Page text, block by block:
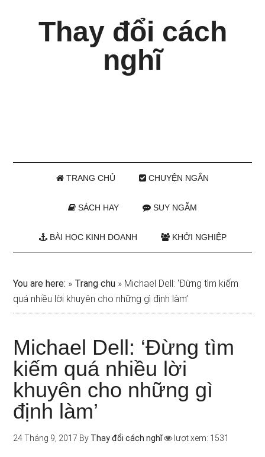
Thay đổi cách
nghĩ
TRANG CHỦ CHUYỆN NGẮN
SÁCH HAY SUY NGẪM
BÀI HỌC KINH DOANH KHỞI NGHIỆP
You are here: » Trang chu » Michael Dell: ‘Đừng tìm kiếm
quá nhiều lời khuyên cho những gì định làm’
Michael Dell: ‘Đừng tìm
kiếm quá nhiều lời
khuyên cho những gì
định làm’
24 Tháng 9, 2017 By Thay đổi cách nghĩ lượt xem: 1531